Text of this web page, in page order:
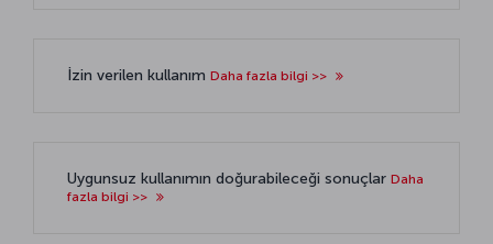
İzin verilen kullanım Daha fazla bilgi >>
Uygunsuz kullanımın doğurabileceği sonuçlar Daha
fazla bilgi >>